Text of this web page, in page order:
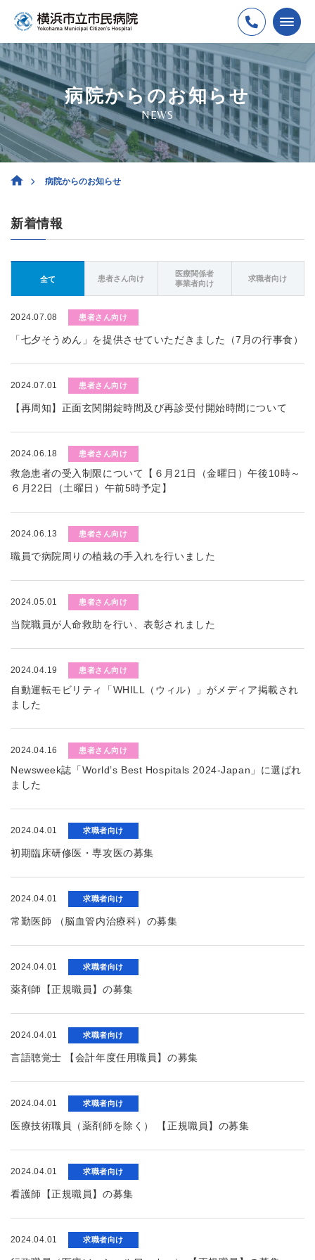
病院からのお知らせ
NEWS
病院からのお知らせ
新着情報
全て 患者さん向け
医療関係者
事業者向け
求職者向け
2024.07.08 患者さん向け
「七夕そうめん」を提供させていただきました（7月の行事食）
2024.07.01 患者さん向け
【再周知】正面玄関開錠時間及び再診受付開始時間について
2024.06.18 患者さん向け
救急患者の受入制限について【６月21日（金曜日）午後10時～
６月22日（土曜日）午前5時予定】
2024.06.13 患者さん向け
職員で病院周りの植栽の手入れを行いました
2024.05.01 患者さん向け
当院職員が人命救助を行い、表彰されました
2024.04.19 患者さん向け
自動運転モビリティ「WHILL（ウィル）」がメディア掲載され
ました
2024.04.16 患者さん向け
Newsweek誌「World’s Best Hospitals 2024-Japan」に選ばれ
ました
2024.04.01 求職者向け
初期臨床研修医・専攻医の募集
2024.04.01 求職者向け
常勤医師 （脳血管内治療科）の募集
2024.04.01 求職者向け
薬剤師【正規職員】の募集
2024.04.01 求職者向け
言語聴覚士 【会計年度任用職員】の募集
2024.04.01 求職者向け
医療技術職員（薬剤師を除く） 【正規職員】の募集
2024.04.01 求職者向け
看護師【正規職員】の募集
2024.04.01 求職者向け